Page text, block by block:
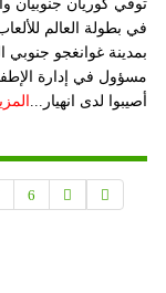
توفي كوريان جنوبيان
في بطولة العالم
بمدينة غوانغجو
أصيبوا لدى انهيار...
6